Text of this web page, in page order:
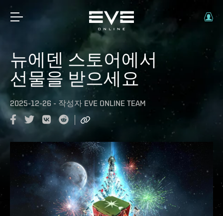
뉴에덴 스토어에서
선물을 받으세요
2025-12-26 - 작성자 EVE ONLINE TEAM